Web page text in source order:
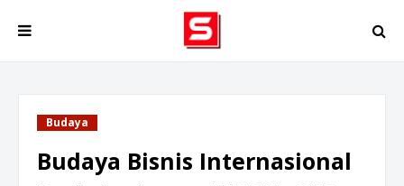
Budaya
Budaya Bisnis Internasional